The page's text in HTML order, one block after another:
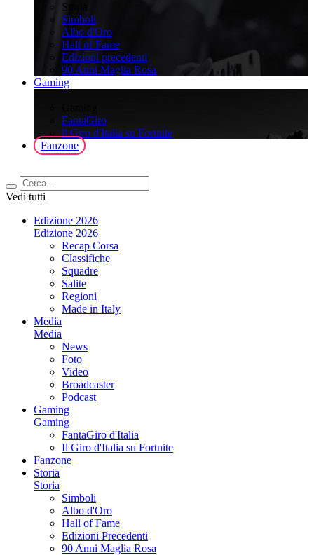
Storia
Simboli
Albo d'Oro
Hall of Fame
Edizioni precedenti
90 Anni Maglia Rosa
Gaming
FantaGiro
ll Giro d'Italia su Fortnite
Fanzone
Vedi tutti
Edizione 2026
Edizione 2026
Recap Corsa
Classifiche
Squadre
Salite
Regioni
Made in Italy
Media
Media
News
Foto
Video
Broadcaster
Podcast
Gaming
Gaming
FantaGiro d'Italia
Il Giro d'Italia su Fortnite
Fanzone
Storia
Storia
Simboli
Albo d'Oro
Hall of Fame
Edizioni Precedenti
90 Anni Maglia Rosa